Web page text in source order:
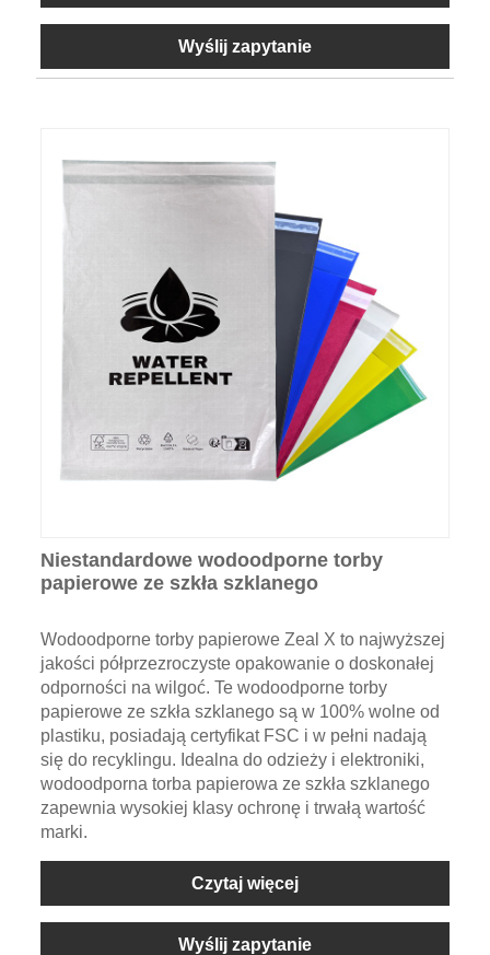
Wyślij zapytanie
Niestandardowe wodoodporne torby
papierowe ze szkła szklanego
Wodoodporne torby papierowe Zeal X to najwyższej
jakości półprzezroczyste opakowanie o doskonałej
odporności na wilgoć. Te wodoodporne torby
papierowe ze szkła szklanego są w 100% wolne od
plastiku, posiadają certyfikat FSC i w pełni nadają
się do recyklingu. Idealna do odzieży i elektroniki,
wodoodporna torba papierowa ze szkła szklanego
zapewnia wysokiej klasy ochronę i trwałą wartość
marki.
Czytaj więcej
Wyślij zapytanie